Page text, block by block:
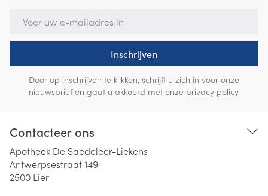
Inschrijven
Door op inschrijven te klikken, schrijft u zich in voor onze
nieuwsbrief en gaat u akkoord met onze privacy policy.
Contacteer ons
Apotheek De Saedeleer-Liekens
Antwerpsestraat 149
2500 Lier